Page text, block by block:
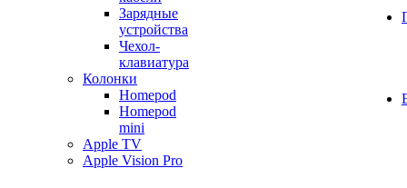
Зарядные
устройства
Чехол-
клавиатура
Колонки
Homepod
Homepod
mini
Apple TV
Apple Vision Pro